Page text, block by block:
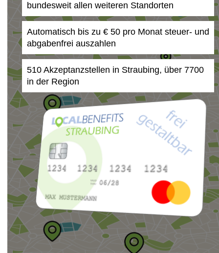
bundesweit allen weiteren Standorten
Automatisch bis zu € 50 pro Monat steuer- und
abgabenfrei auszahlen
510 Akzeptanzstellen in Straubing, über 7700
in der Region